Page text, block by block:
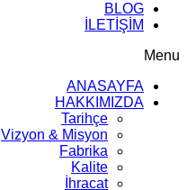
BLOG
İLETİŞİM
Menu
ANASAYFA
HAKKIMIZDA
Tarihçe
Vizyon & Misyon
Fabrika
Kalite
İhracat